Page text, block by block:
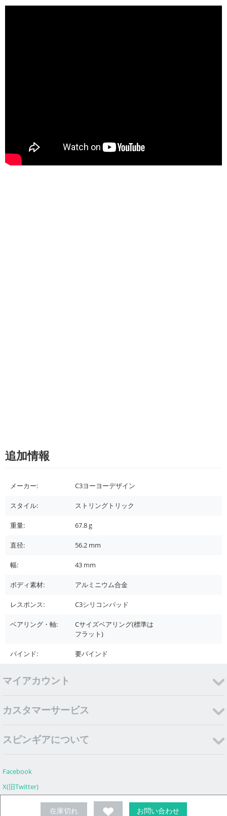
在庫切れ お問い合わせ
追加情報
メーカー: C3ヨーヨーデザイン
スタイル: ストリングトリック
重量: 67.8g
直径: 56.2 mm
幅: 43 mm
ボディ素材: アルミニウム合金
レスポンス: C3シリコンパッド
ベアリング・軸:
Cサイズベアリング(標準は
フラット)
バインド: 要バインド
マイアカウント
カスタマーサービス
スピンギアについて
Facebook
X(旧Twitter)